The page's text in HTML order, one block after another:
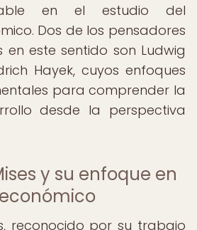
en el estudio del
Dos de los pensadores
este sentido son Ludwig
Hayek, cuyos enfoques
para comprender la
desde la perspectiva
y su enfoque en
reconocido por su trabajo